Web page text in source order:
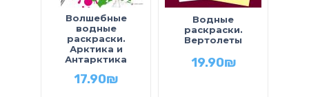
Волшебные
водные
раскраски.
Арктика и
Антарктика
17.90₪
Водные
раскраски.
Вертолеты
19.90₪